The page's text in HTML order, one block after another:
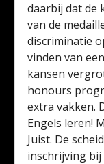
daarbij dat de
van de
discriminatie
vinden van
kansen
honours
extra vakken.
Engels leren!
Juist. De
inschrijving